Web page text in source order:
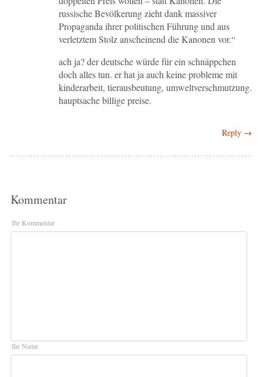
russische Bevölkerung zieht dank massiver
Propaganda ihrer politischen Führung und aus
verletztem Stolz anscheinend die Kanonen vor.“
ach ja? der deutsche würde für ein schnäppchen
doch alles tun. er hat ja auch keine probleme mit
kinderarbeit, tierausbeutung, umweltverschmutzung.
hauptsache billige preise.
Reply →
Kommentar
Ihr Kommentar
Ihr Name